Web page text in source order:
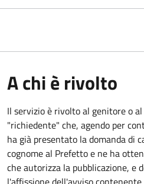
A chi è rivolto
Il servizio è rivolto al genitore o
"richiedente" che, agendo per
ha già presentato la domanda di
cognome al Prefetto e ne ha
che autorizza la pubblicazione, e